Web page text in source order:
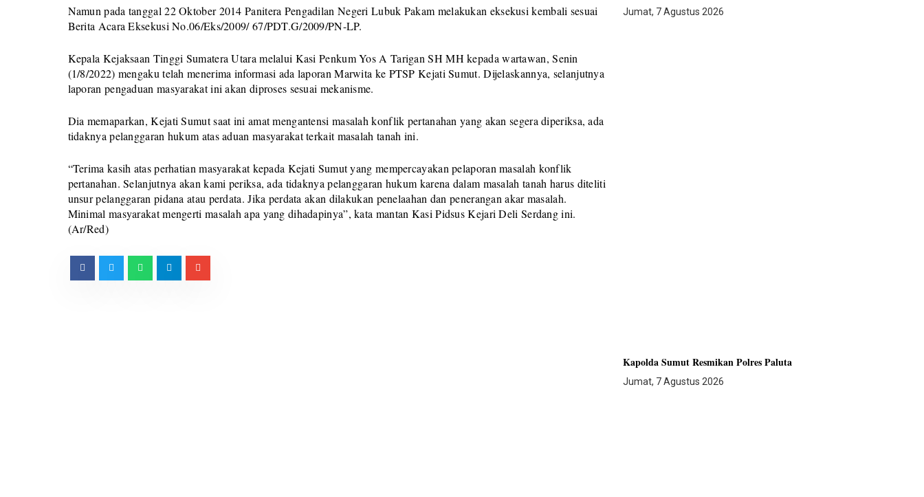
Namun pada tanggal 22 Oktober 2014 Panitera Pengadilan Negeri Lubuk Pakam melakukan eksekusi kembali sesuai
Berita Acara Eksekusi No.06/Eks/2009/ 67/PDT.G/2009/PN-LP.
Kepala Kejaksaan Tinggi Sumatera Utara melalui Kasi Penkum Yos A Tarigan SH MH kepada wartawan, Senin
(1/8/2022) mengaku telah menerima informasi ada laporan Marwita ke PTSP Kejati Sumut. Dijelaskannya, selanjutnya
laporan pengaduan masyarakat ini akan diproses sesuai mekanisme.
Dia memaparkan, Kejati Sumut saat ini amat mengantensi masalah konflik pertanahan yang akan segera diperiksa, ada
tidaknya pelanggaran hukum atas aduan masyarakat terkait masalah tanah ini.
“Terima kasih atas perhatian masyarakat kepada Kejati Sumut yang mempercayakan pelaporan masalah konflik
pertanahan. Selanjutnya akan kami periksa, ada tidaknya pelanggaran hukum karena dalam masalah tanah harus diteliti
unsur pelanggaran pidana atau perdata. Jika perdata akan dilakukan penelaahan dan penerangan akar masalah.
Minimal masyarakat mengerti masalah apa yang dihadapinya”, kata mantan Kasi Pidsus Kejari Deli Serdang ini.
(Ar/Red)
Jumat, 7 Agustus 2026
Kapolda Sumut Resmikan Polres Paluta
Jumat, 7 Agustus 2026